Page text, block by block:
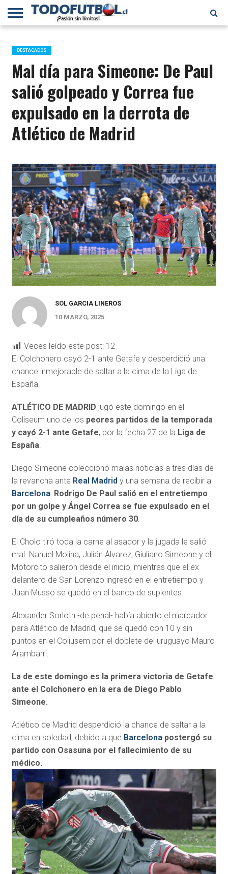
PRIMERA
B
SELECCIÓN
CHILENA
CHILENOS
EN EL
MUNDO
FÚTBOL
INTERNACIONAL
DESTACADOS
Mal día para Simeone: De Paul
salió golpeado y Correa fue
expulsado en la derrota de
Atlético de Madrid
SOL GARCIA LINEROS
10 MARZO, 2025
Veces leído este post: 12
El Colchonero cayó 2-1 ante Getafe y desperdició una
chance inmejorable de saltar a la cima de la Liga de
España.
ATLÉTICO DE MADRID jugó este domingo en el
Coliseum uno de los peores partidos de la temporada
y cayó 2-1 ante Getafe, por la fecha 27 de la Liga de
España.
Diego Simeone coleccionó malas noticias a tres días de
la revancha ante Real Madrid y una semana de recibir a
Barcelona: Rodrigo De Paul salió en el entretiempo
por un golpe y Ángel Correa se fue expulsado en el
día de su cumpleaños número 30.
El Cholo tiró toda la carne al asador y la jugada le salió
mal. Nahuel Molina, Julián Álvarez, Giuliano Simeone y el
Motorcito salieron desde el inicio, mientras que el ex
delantero de San Lorenzo ingresó en el entretiempo y
Juan Musso se quedó en el banco de suplentes.
Alexander Sorloth -de penal- había abierto el marcador
para Atlético de Madrid, que se quedó con 10 y sin
puntos en el Coliusem por el doblete del uruguayo Mauro
Arambarri.
La de este domingo es la primera victoria de Getafe
ante el Colchonero en la era de Diego Pablo
Simeone.
Atlético de Madrid desperdició la chance de saltar a la
cima en soledad, debido a que Barcelonapostergó su
partido con Osasuna por el fallecimiento de su
médico.